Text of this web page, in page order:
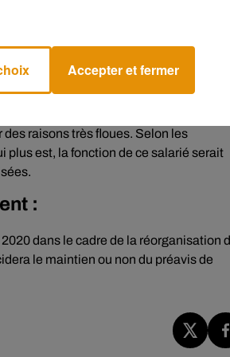
avec la direction de la Poste hier.
Ce rendez-vous devrait traiter de
raisons très floues. Selon les
est, la fonction de ce salarié serait
:
dans le cadre de la réorganisation
le maintien ou non du préavis de
Accepter et fermer